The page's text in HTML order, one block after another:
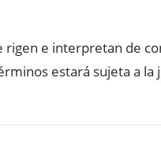
rigen e interpretan de
estará sujeta a